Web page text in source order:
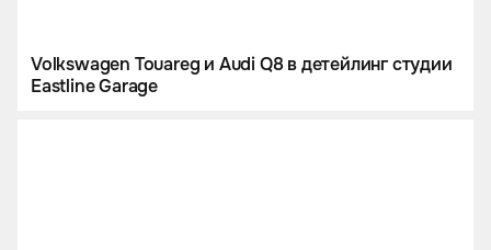
Volkswagen Touareg и Audi Q8 в детейлинг студии
Eastline Garage